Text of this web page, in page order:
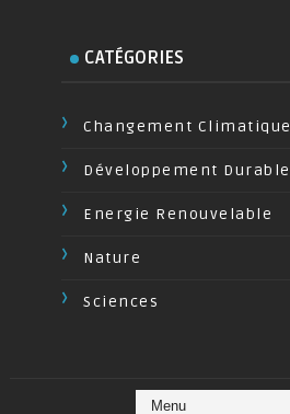
CATÉGORIES
Changement Climatique
Développement Durable
Energie Renouvelable
Nature
Sciences